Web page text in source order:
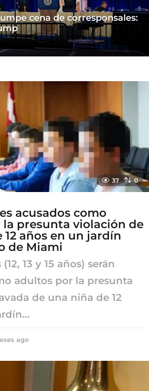
cena de corresponsales:
37 0
acusados como
presunta violación de
12 años en un jardín
de Miami
13 y 15 años) serán
adultos por la presunta
de una niña de 12
ago